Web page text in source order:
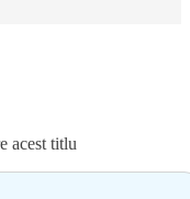
acest titlu